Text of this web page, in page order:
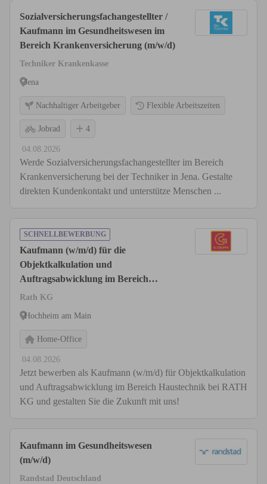
Sozialversicherungsfachangestellter /
Kaufmann im Gesundheitswesen im
Bereich Krankenversicherung (m/w/d)
Techniker Krankenkasse
Jena
Nachhaltiger Arbeitgeber Flexible Arbeitszeiten
Jobrad 4
04.08.2026
Werde Sozialversicherungsfachangestellter im Bereich
Krankenversicherung bei der Techniker in Jena. Gestalte
direkten Kundenkontakt und unterstütze Menschen ...
SCHNELLBEWERBUNG
Kaufmann (w/m/d) für die
Objektkalkulation und
Auftragsabwicklung im Bereich
Haustechnik
Rath KG
Hochheim am Main
Home-Office
04.08.2026
Jetzt bewerben als Kaufmann (w/m/d) für Objektkalkulation
und Auftragsabwicklung im Bereich Haustechnik bei RATH
KG und gestalten Sie die Zukunft mit uns!
Kaufmann im Gesundheitswesen
(m/w/d)
Randstad Deutschland